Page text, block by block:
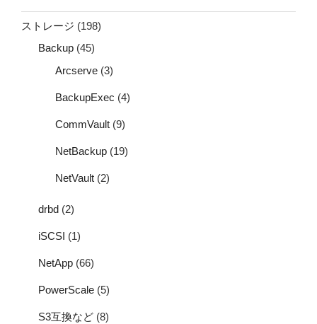
ストレージ (198)
Backup (45)
Arcserve (3)
BackupExec (4)
CommVault (9)
NetBackup (19)
NetVault (2)
drbd (2)
iSCSI (1)
NetApp (66)
PowerScale (5)
S3互換など (8)